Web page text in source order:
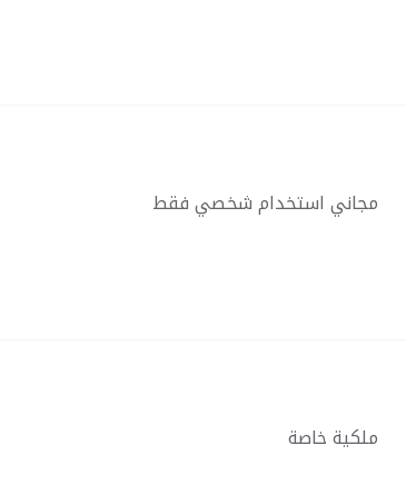
مجاني استخدام شخصي فقط
ملكية خاصة